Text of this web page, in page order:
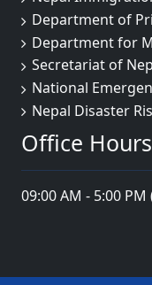
Department of
Department for
Secretariat of
National
Nepal Disaster
Office Hours
09:00 AM - 5:00